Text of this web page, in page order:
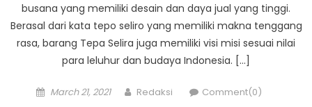
busana yang memiliki desain dan daya jual yang tinggi.
Berasal dari kata tepo seliro yang memiliki makna tenggang
rasa, barang Tepa Selira juga memiliki visi misi sesuai nilai
para leluhur dan budaya Indonesia. […]
Posted
March 21, 2021 Author
Redaksi Comment(0)